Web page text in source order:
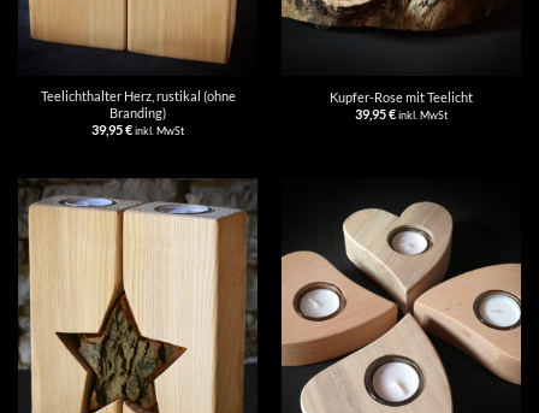
Teelichthalter Herz, rustikal (ohne
Branding)
39,95€inkl. MwSt
Kupfer-Rose mit Teelicht
39,95€inkl. MwSt